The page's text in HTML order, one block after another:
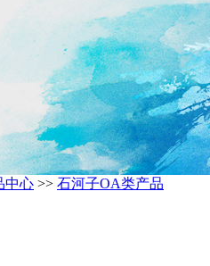
中心 >> 石河子OA类产品